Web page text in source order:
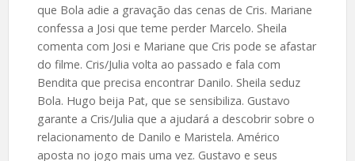
que Bola adie a gravação das cenas de Cris. Mariane
confessa a Josi que teme perder Marcelo. Sheila
comenta com Josi e Mariane que Cris pode se afastar
do filme. Cris/Julia volta ao passado e fala com
Bendita que precisa encontrar Danilo. Sheila seduz
Bola. Hugo beija Pat, que se sensibiliza. Gustavo
garante a Cris/Julia que a ajudará a descobrir sobre o
relacionamento de Danilo e Maristela. Américo
aposta no jogo mais uma vez. Gustavo e seus